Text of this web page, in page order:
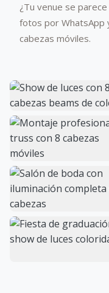
¿Tu venue se
fotos por WhatsApp
cabezas móviles.